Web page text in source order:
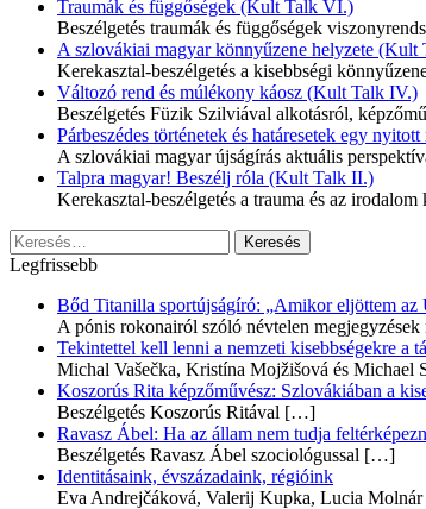
Traumák és függőségek (Kult Talk VI.)
Beszélgetés traumák és függőségek
A szlovákiai magyar könnyűzene helyzete (Kult
Kerekasztal-beszélgetés a kisebbségi
Változó rend és múlékony káosz (Kult Talk IV.)
Beszélgetés Füzik Szilviával alkotásról,
Párbeszédes történetek és határesetek egy
A szlovákiai magyar újságírás aktuális
Talpra magyar! Beszélj róla (Kult Talk II.)
Kerekasztal-beszélgetés a trauma és az irodalom
Keresés:
Legfrissebb
Bőd Titanilla sportújságíró: „Amikor eljöttem
A pónis rokonairól szóló névtelen
Tekintettel kell lenni a nemzeti kisebbségekre a
Michal Vašečka, Kristína Mojžišová és Michael
Koszorús Rita képzőművész: Szlovákiában a
Beszélgetés Koszorús Ritával […]
Ravasz Ábel: Ha az állam nem tudja
Beszélgetés Ravasz Ábel szociológussal […]
Identitásaink, évszázadaink, régióink
Eva Andrejčáková, Valerij Kupka, Lucia Molnár